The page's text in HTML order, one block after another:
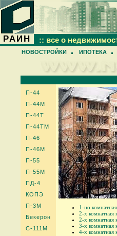
РАИН :: все о
НОВОСТРОЙКИ ИПОТЕКА
П-44
П-44М
П-44Т
П-44ТМ
П-46
П-46М
П-55
П-55М
ПД-4
КОПЭ
П-3М
Бекерон
С-111М
1-но
2-х комнатная
2-х комнатная
3-х комнатная
4-х комнатная